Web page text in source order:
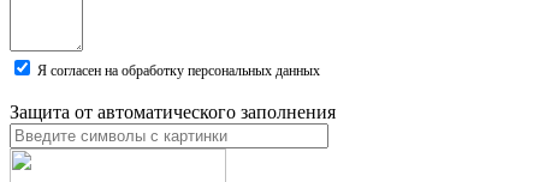
Я согласен на обработку персональных данных
Защита от автоматического заполнения